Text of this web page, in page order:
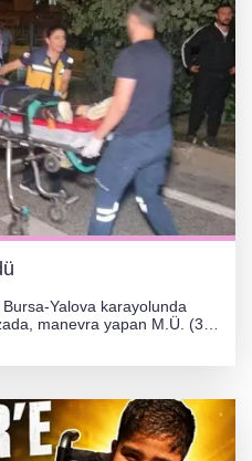
Yalova karayolunda
manevra yapan M.Ü. (35)